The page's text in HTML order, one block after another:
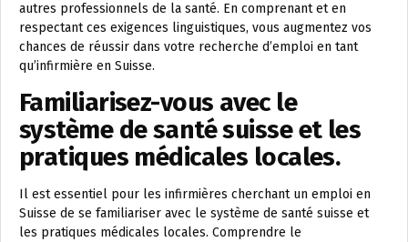
autres professionnels de la santé. En comprenant et en
respectant ces exigences linguistiques, vous augmentez vos
chances de réussir dans votre recherche d’emploi en tant
qu’infirmière en Suisse.
Familiarisez-vous avec le
système de santé suisse et les
pratiques médicales locales.
Il est essentiel pour les infirmières cherchant un emploi en
Suisse de se familiariser avec le système de santé suisse et
les pratiques médicales locales. Comprendre le